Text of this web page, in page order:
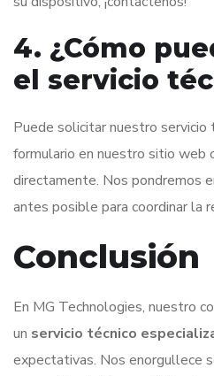
4. ¿Cómo
el servicio
Puede solicitar nuestro
formulario en nuestro sitio web
directamente. Nos pondremos
antes posible para coordinar la
Conclusión
En MG Technologies, nuestro
un servicio técnico
expectativas. Nos enorgullece